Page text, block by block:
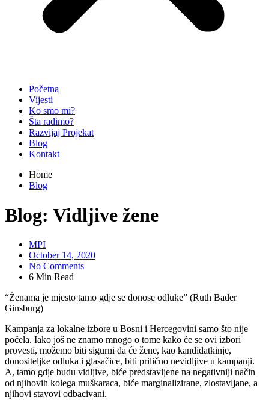
Početna
Vijesti
Ko smo mi?
Šta radimo?
Razvijaj Projekat
Blog
Kontakt
Home
Blog
Blog: Vidljive žene
MPI
October 14, 2020
No Comments
6 Min Read
“Ženama je mjesto tamo gdje se donose odluke” (Ruth Bader
Ginsburg)
Kampanja za lokalne izbore u Bosni i Hercegovini samo što nije
počela. Iako još ne znamo mnogo o tome kako će se ovi izbori
provesti, možemo biti sigurni da će žene, kao kandidatkinje,
donositeljke odluka i glasačice, biti prilično nevidljive u kampanji.
A, tamo gdje budu vidljive, biće predstavljene na negativniji način
od njihovih kolega muškaraca, biće marginalizirane, zlostavljane, a
njihovi stavovi odbacivani.